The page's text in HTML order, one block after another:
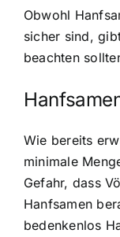
Obwohl
sicher sind,
beachten
Wie bereits
minimale
Gefahr, dass
Hanfsamen
bedenkenlos